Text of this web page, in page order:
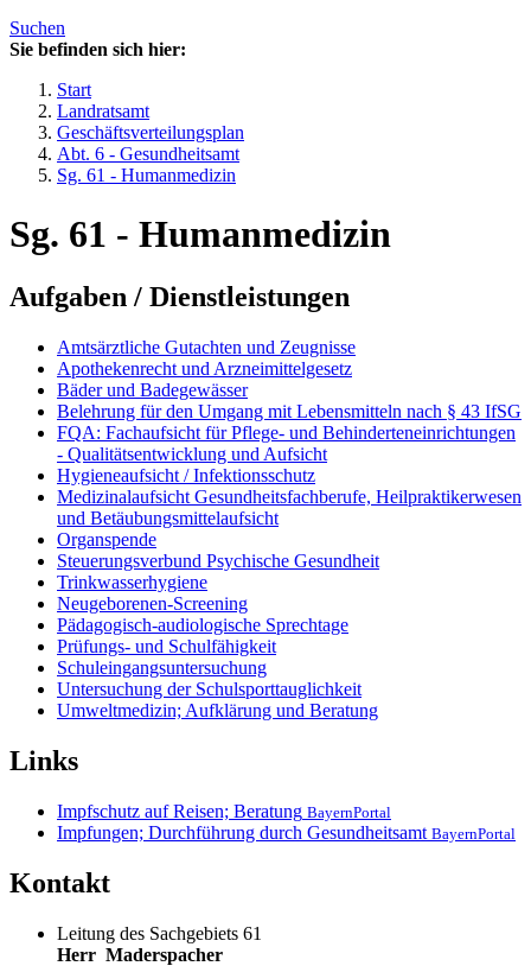
Suchen
Sie befinden sich hier:
Start
Landratsamt
Geschäftsverteilungsplan
Abt. 6 - Gesundheitsamt
Sg. 61 - Humanmedizin
Sg. 61 - Humanmedizin
Aufgaben / Dienstleistungen
Amtsärztliche Gutachten und Zeugnisse
Apothekenrecht und Arzneimittelgesetz
Bäder und Badegewässer
Belehrung für den Umgang mit Lebensmitteln nach § 43 IfSG
FQA: Fachaufsicht für Pflege- und Behinderteneinrichtungen
- Qualitätsentwicklung und Aufsicht
Hygieneaufsicht / Infektionsschutz
Medizinalaufsicht Gesundheitsfachberufe, Heilpraktikerwesen
und Betäubungsmittelaufsicht
Organspende
Steuerungsverbund Psychische Gesundheit
Trinkwasserhygiene
Neugeborenen-Screening
Pädagogisch-audiologische Sprechtage
Prüfungs- und Schulfähigkeit
Schuleingangsuntersuchung
Untersuchung der Schulsporttauglichkeit
Umweltmedizin; Aufklärung und Beratung
Links
Impfschutz auf Reisen; Beratung BayernPortal
Impfungen; Durchführung durch Gesundheitsamt BayernPortal
Kontakt
Leitung des Sachgebiets 61
Herr Maderspacher